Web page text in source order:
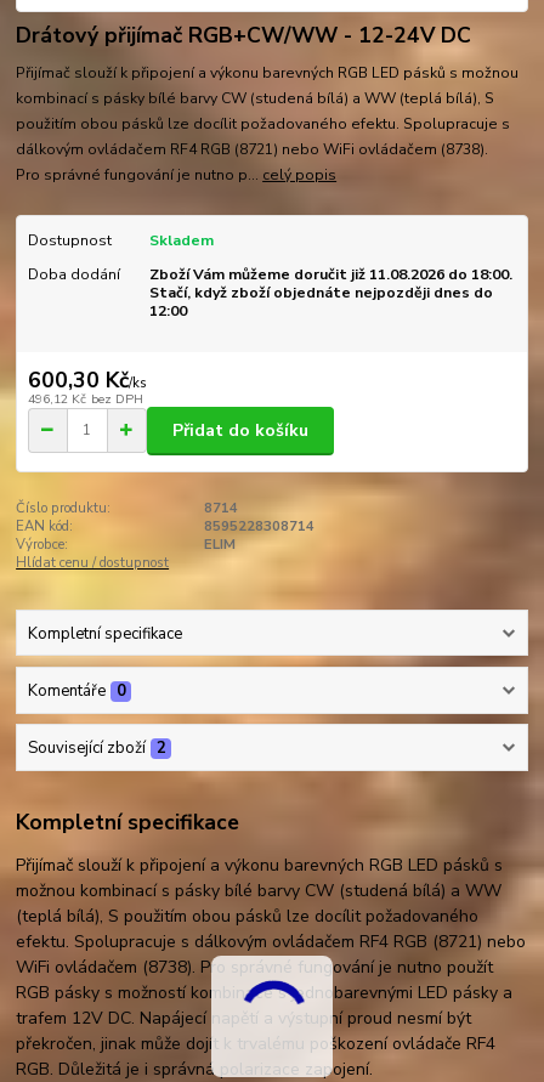
Drátový přijímač RGB+CW/WW - 12-24V DC
Přijímač slouží k připojení a výkonu barevných RGB LED pásků s možnou
kombinací s pásky bílé barvy CW (studená bílá) a WW (teplá bílá), S
použitím obou pásků lze docílit požadovaného efektu. Spolupracuje s
dálkovým ovládačem RF4 RGB (8721) nebo WiFi ovládačem (8738).
Pro správné fungování je nutno p... celý popis
Dostupnost
Skladem
Doba dodání
Zboží Vám můžeme doručit již 11.08.2026 do 18:00.
Stačí, když zboží objednáte nejpozději dnes do
12:00
600,30 Kč/ks
496,12 Kč bez DPH
Přidat do košíku
Číslo produktu:
8714
EAN kód:
8595228308714
Výrobce:
ELIM
Hlídat cenu / dostupnost
Kompletní specifikace
Komentáře 0
Související zboží 2
Kompletní specifikace
Přijímač slouží k připojení a výkonu barevných RGB LED pásků s
možnou kombinací s pásky bílé barvy CW (studená bílá) a WW
(teplá bílá), S použitím obou pásků lze docílit požadovaného
efektu. Spolupracuje s dálkovým ovládačem RF4 RGB (8721) nebo
WiFi ovládačem (8738). Pro správné fungování je nutno použít
RGB pásky s možností kombinace s jednobarevnými LED pásky a
trafem 12V DC. Napájecí napětí a výstupní proud nesmí být
překročen, jinak může dojít k trvalému poškození ovládače RF4
RGB. Důležitá je i správná polarizace zapojení.